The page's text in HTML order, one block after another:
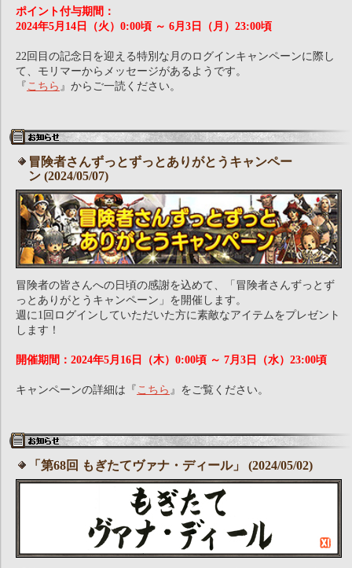
ポイント付与期間：
2024年5月14日（火）0:00頃 ～ 6月3日（月）23:00頃
22回目の記念日を迎える特別な月のログインキャンペーンに際し
て、モリマーからメッセージがあるようです。
『 こちら 』からご一読ください。
冒険者さんずっとずっとありがとうキャンペー
ン (2024/05/07)
冒険者の皆さんへの日頃の感謝を込めて、「冒険者さんずっとず
っとありがとうキャンペーン」を開催します。
週に1回ログインしていただいた方に素敵なアイテムをプレゼント
します！
開催期間：2024年5月16日（木）0:00頃 ～ 7月3日（水）23:00頃
キャンペーンの詳細は『 こちら 』をご覧ください。
「第68回 もぎたてヴァナ・ディール」 (2024/05/02)